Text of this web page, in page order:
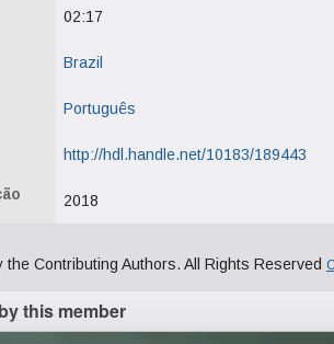
02:17
Brazil
Português
http://hdl.handle.net/10183/189443
2018
the Contributing Authors. All Rights Reserved
this member